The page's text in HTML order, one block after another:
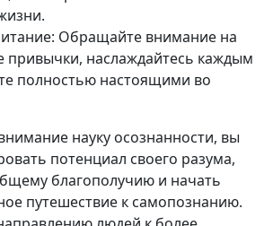
: Обращайте внимание на
привычки, наслаждайтесь каждым
полностью настоящими во
науку осознанности, вы
потенциал своего разума,
благополучию и начать
путешествие к самопознанию.